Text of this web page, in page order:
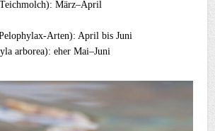
März–April
Arten): April bis Juni
arborea): eher Mai–Juni